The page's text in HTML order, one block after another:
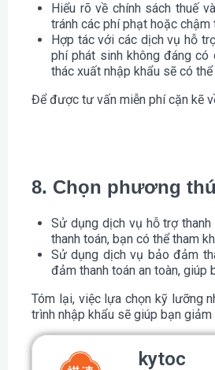
Hiểu rõ về chính sách thuế
tránh các phí phạt hoặc chậm
Hợp tác với các dịch vụ hỗ
phí phát sinh không đáng có
thác xuất nhập khẩu sẽ có
Để được tư vấn miễn phí cặn kẽ
8. Chọn phương
Sử dụng dịch vụ hỗ trợ thanh
thanh toán, bạn có thể tham
Sử dụng dịch vụ bảo đảm
đảm thanh toán an toàn, giúp
Tóm lại, việc lựa chọn kỹ lưỡng
trình nhập khẩu sẽ giúp bạn
kytoc